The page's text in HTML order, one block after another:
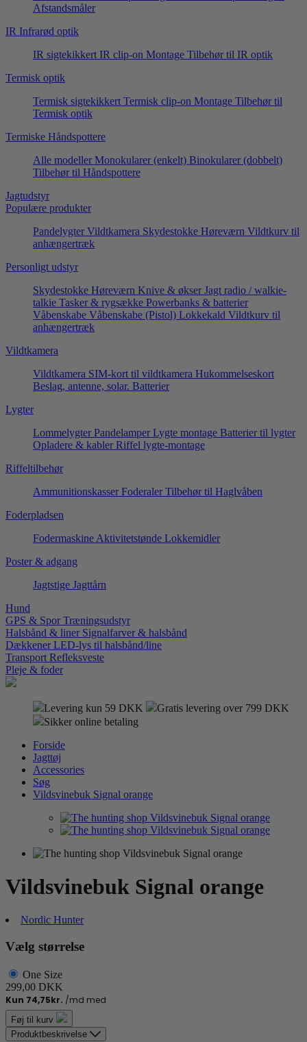
Afstandsmåler
IR Infrarød optik
IR sigtekikkert IR clip-on Montage Tilbehør til IR optik
Termisk optik
Termisk sigtekikkert Termisk clip-on Montage Tilbehør til
Termisk optik
Termiske Håndspottere
Alle modeller Monokularer (enkelt) Binokularer (dobbelt)
Tilbehør til Håndspottere
Jagtudstyr
Populære produkter
Pandelygter Vildtkamera Skydestokke Høreværn Vildtkurv til
anhængertræk
Personligt udstyr
Skydestokke Høreværn Knive & økser Jagt radio / walkie-
talkie Tasker & rygsække Powerbanks & batterier
Våbenskabe Våbenskabe (Pistol) Lokkekald Vildtkurv til
anhængertræk
Vildtkamera
Vildtkamera SIM-kort til vildtkamera Hukommelseskort
Beslag, antenne, solar. Batterier
Lygter
Lommelygter Pandelamper Lygte montage Batterier til lygter
Opladere & kabler Riffel lygte-montage
Riffeltilbehør
Ammunitionskasser Foderaler Tilbehør til Haglvåben
Foderpladsen
Fodermaskine Aktivitetstønde Lokkemidler
Poster & adgang
Jagtstige Jagttårn
Hund
GPS & Spor Træningsudstyr
Halsbånd & liner Signalfarver & halsbånd
Dækkener LED-lys til halsbånd/line
Transport Refleksveste
Pleje & foder
Levering kun 59 DKK
Gratis levering over 799 DKK
Sikker online betaling
Forside
Jagttøj
Accessories
Søg
Vildsvinebuk Signal orange
Vildsvinebuk Signal orange
Nordic Hunter
Vælg størrelse
One Size
299,00 DKK
Føj til kurv
Produktbeskrivelse